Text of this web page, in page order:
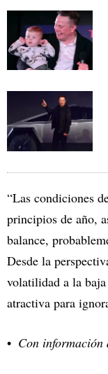
“Las condiciones
principios de año,
balance,
Desde la
volatilidad a la
atractiva para
Con información